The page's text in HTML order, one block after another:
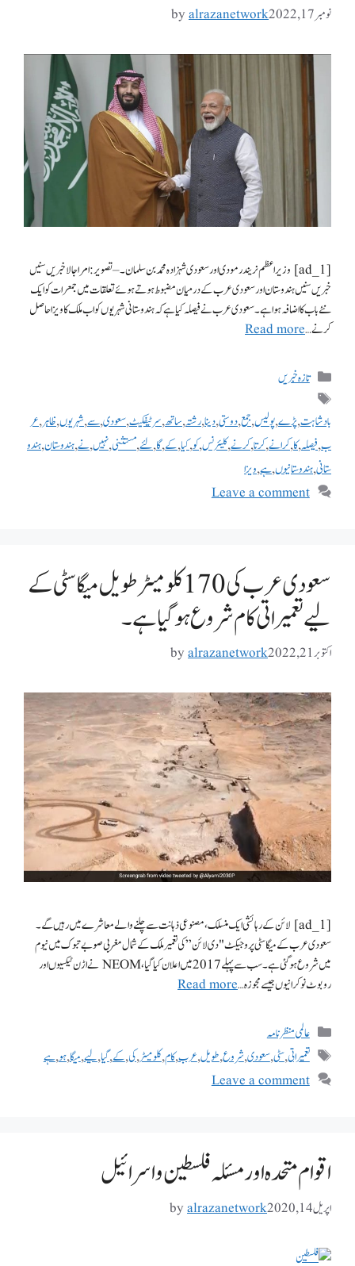
نومبر 17, 2022 byalrazanetwork
[ad_1] وزیر اعظم نریندر مودی اور سعودی شہزادہ محمد بن سلمان۔ – تصویر: امر اجالا خبریں سنیں
خبریں سنیں ہندوستان اور سعودی عرب کے درمیان مضبوط ہوتے ہوئے تعلقات میں جمعرات کو ایک
نئے باب کا اضافہ ہوا ہے۔ سعودی عرب نے فیصلہ کیا ہے کہ ہندوستانی شہریوں کو اب ملک کا ویزا حاصل
کرنے …Read more
تازہ خبریں
بادشاہت,پڑے,پولیس,جمع,دوستی,دینا,رشتہ,ساتھ,سرٹیفکیٹ,سعودی,سے,شہریوں,ظاہر,عر
ب,فیصلہ,کا,کرانے,کرتا,کرنے,کلیئرنس,کو,کیا,کے,گا,لئے,مستثنی,نہیں,نے,ہندوستان,ہندو
ستانی,ہندوستانیوں,ہے,ویزا
Leave a comment
سعودی عرب کی 170 کلومیٹر طویل میگا سٹی کے
لیے تعمیراتی کام شروع ہو گیا ہے۔
اکتوبر 21, 2022 byalrazanetwork
[ad_1] لائن کے رہائشی ایک منسلک، مصنوعی ذہانت سے چلنے والے معاشرے میں رہیں گے۔
سعودی عرب کے میگا سٹی پروجیکٹ "دی لائن” کی تعمیر ملک کے شمال مغربی صوبے تبوک میں نیوم
میں شروع ہو گئی ہے۔ سب سے پہلے 2017 میں اعلان کیا گیا، NEOM نے اڑن ٹیکسیوں اور
روبوٹ نوکرانیوں جیسے مجوزہ …Read more
عالمی منظر نامہ
تعمیراتی,سٹی,سعودی,شروع,طویل,عرب,کام,کلومیٹر,کی,کے,گیا,لیے,میگا,ہو,ہے
Leave a comment
اقوام متحدہ اور مسئلہ فلسطین واسرائیل
اپریل 14, 2020 byalrazanetwork